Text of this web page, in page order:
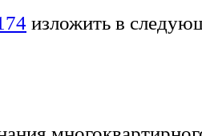
изложить в